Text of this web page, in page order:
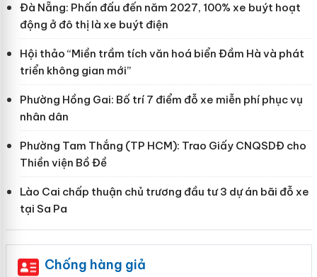
Đà Nẵng: Phấn đấu đến năm 2027, 100% xe buýt hoạt
động ở đô thị là xe buýt điện
Hội thảo “Miền trầm tích văn hoá biển Đầm Hà và phát
triển không gian mới”
Phường Hồng Gai: Bố trí 7 điểm đỗ xe miễn phí phục vụ
nhân dân
Phường Tam Thắng (TP HCM): Trao Giấy CNQSDĐ cho
Thiền viện Bồ Đề
Lào Cai chấp thuận chủ trương đầu tư 3 dự án bãi đỗ xe
tại Sa Pa
Chống hàng giả